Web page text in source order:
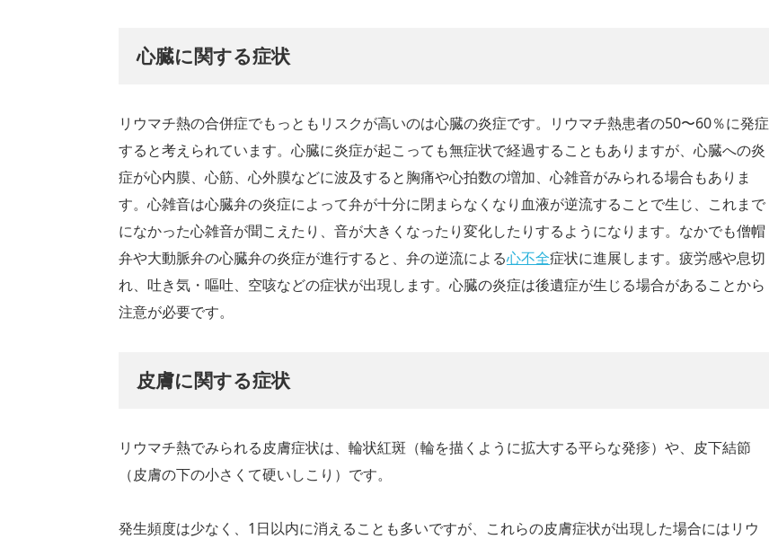
心臓に関する症状
リウマチ熱の合併症でもっともリスクが高いのは心臓の炎症です。リウマチ熱患者の50〜60％に発症
すると考えられています。心臓に炎症が起こっても無症状で経過することもありますが、心臓への炎
症が心内膜、心筋、心外膜などに波及すると胸痛や心拍数の増加、心雑音がみられる場合もありま
す。心雑音は心臓弁の炎症によって弁が十分に閉まらなくなり血液が逆流することで生じ、これまで
になかった心雑音が聞こえたり、音が大きくなったり変化したりするようになります。なかでも僧帽
弁や大動脈弁の心臓弁の炎症が進行すると、弁の逆流による心不全症状に進展します。疲労感や息切
れ、吐き気・嘔吐、空咳などの症状が出現します。心臓の炎症は後遺症が生じる場合があることから
注意が必要です。
皮膚に関する症状
リウマチ熱でみられる皮膚症状は、輪状紅斑（輪を描くように拡大する平らな発疹）や、皮下結節
（皮膚の下の小さくて硬いしこり）です。
発生頻度は少なく、1日以内に消えることも多いですが、これらの皮膚症状が出現した場合にはリウ